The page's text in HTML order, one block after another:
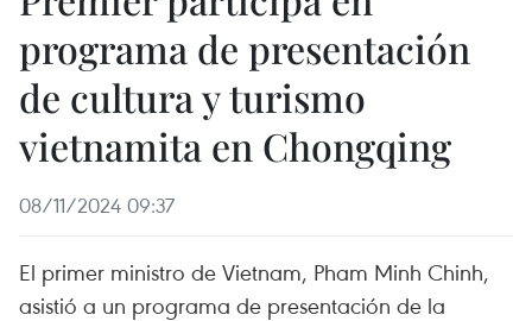
programa de presentación
de cultura y turismo
vietnamita en Chongqing
08/11/2024 09:37
El primer ministro de Vietnam, Pham Minh Chinh,
asistió a un programa de presentación de la